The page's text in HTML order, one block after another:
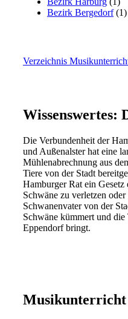
Bezirk Bergedorf(1)
Verzeichnis
Wissenswertes:
Die Verbundenheit der
und Außenalster hat eine
Mühlenabrechnung aus
Tiere von der Stadt
Hamburger Rat ein Gesetz
Schwäne zu verletzen
Schwanenvater von der
Schwäne kümmert und
Eppendorf bringt.
Musikunterricht